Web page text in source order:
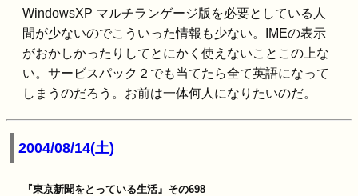
WindowsXP マルチランゲージ版を必要としている人
間が少ないのでこういった情報も少ない。IMEの表示
がおかしかったりしてとにかく使えないことこの上な
い。サービスパック２でも当てたら全て英語になって
しまうのだろう。お前は一体何人になりたいのだ。
2004/08/14(土)
『東京新聞をとっている生活』その698